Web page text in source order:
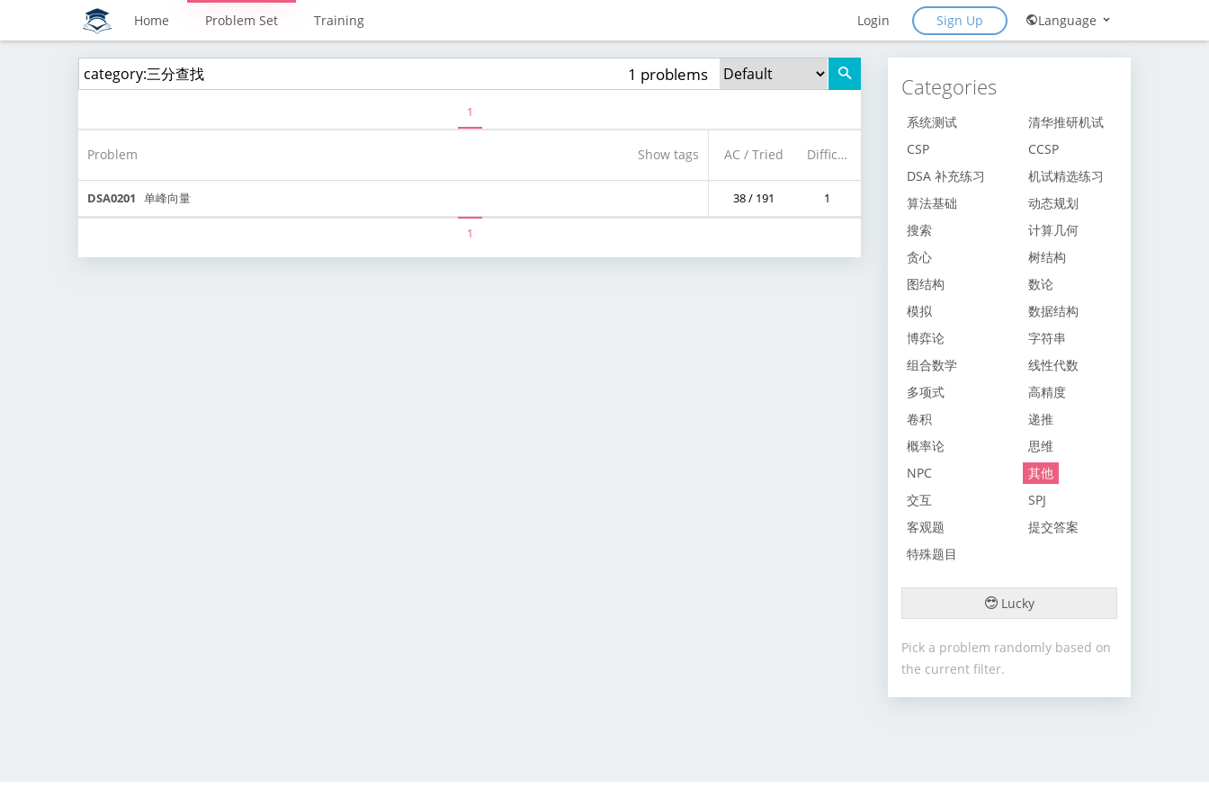
Home Problem Set Training Login Sign Up Language
1 problems
1
Problem Show tags AC / Tried Difficulty
DSA0201 单峰向量 38 / 191 1
1
Categories
系统测试
清华推研机试
CSP
CCSP
DSA 补充练习
机试精选练习
算法基础
动态规划
搜索
计算几何
贪心
树结构
图结构
数论
模拟
数据结构
博弈论
字符串
组合数学
线性代数
多项式
高精度
卷积
递推
概率论
思维
NPC
其他
交互
SPJ
客观题
提交答案
特殊题目
Lucky
Pick a problem randomly based on
the current filter.